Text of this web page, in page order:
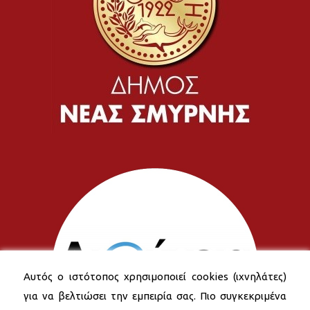
Αυτός ο ιστότοπος χρησιμοποιεί cookies (ιχνηλάτες)
για να βελτιώσει την εμπειρία σας. Πιο συγκεκριμένα